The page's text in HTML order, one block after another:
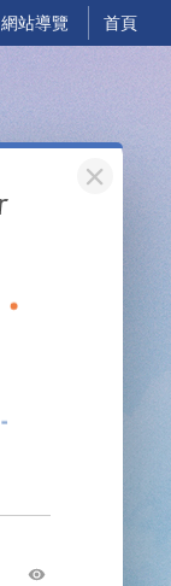
網站導覽 首頁
關閉